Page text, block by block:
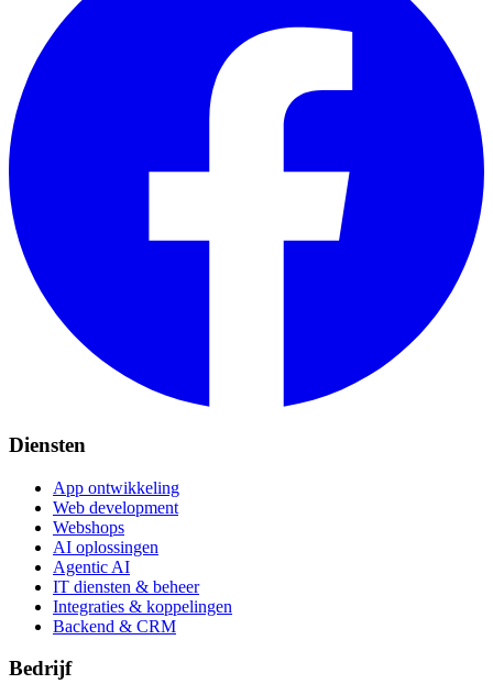
Diensten
App ontwikkeling
Web development
Webshops
AI oplossingen
Agentic AI
IT diensten & beheer
Integraties & koppelingen
Backend & CRM
Bedrijf